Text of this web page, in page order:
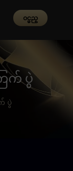
၀င္မည္
ြက် ပွဲ
ပွဲ